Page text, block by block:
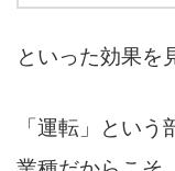
といった効果を
「運転」とい